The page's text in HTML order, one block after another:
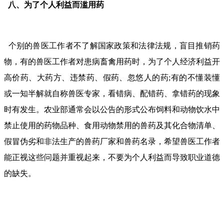
八、为了个人利益而滥用药
个别的兽医工作者不了解国家政策和法律法规，盲目推销药
物，有的兽医工作者对患病畜禽用药时，为了个人经济利益开
高价药、大药方、违禁药、假药、忽悠人的药;有的不懂装懂
或一知半解就自称兽医专家，看错病、配错药、拿错药的现象
时有发生。农业部通常会以公告的形式公布饲料和动物饮水中
禁止使用的药物品种、食用动物禁用的兽药及其化合物清单、
假冒伪劣和非法生产的兽药厂家和兽药名录，希望兽医工作者
能正视这些问题并重视起来，不要为个人利益而导致职业道德
的缺失。